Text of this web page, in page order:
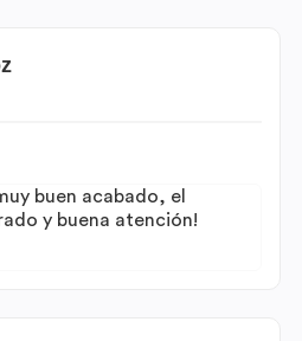
buen acabado, el
y buena atención!